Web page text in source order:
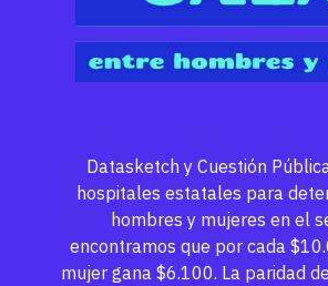
Datasketch y Cuestión
hospitales estatales para
hombres y mujeres en el
encontramos que por cada
mujer gana $6.100. La paridad